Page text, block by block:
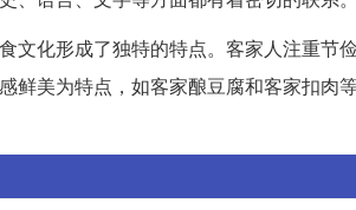
文化形成了独特的特点。客家人注重节
鲜美为特点，如客家酿豆腐和客家扣肉